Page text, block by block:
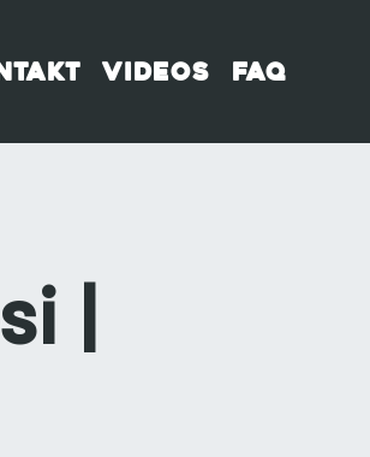
Videos FAQ
|